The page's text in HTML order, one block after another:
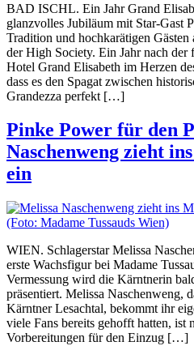
BAD ISCHL. Ein Jahr Grand
glanzvolles Jubiläum mit Star-Gast
Tradition und hochkarätigen
der High Society. Ein Jahr nach
Hotel Grand Elisabeth im Herzen
dass es den Spagat zwischen
Grandezza perfekt […]
Pinke Power für den
Naschenweng zieht
ein
WIEN. Schlagerstar Melissa
erste Wachsfigur bei Madame
Vermessung wird die Kärntnerin
präsentiert. Melissa Naschenweng,
Kärntner Lesachtal, bekommt ihr
viele Fans bereits gehofft hatten,
Vorbereitungen für den Einzug […]